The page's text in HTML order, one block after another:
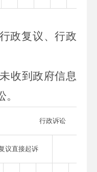
政复议、行政
收到政府信息
行政诉讼
议直接起诉